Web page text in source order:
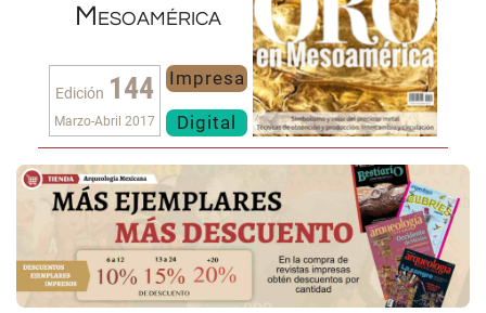
Mesoamérica
Edición 144
Marzo-Abril 2017
Impresa
Digital